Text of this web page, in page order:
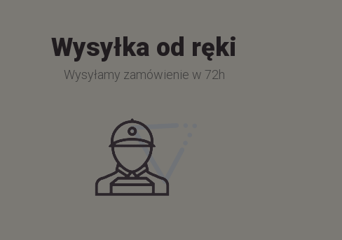
Wysyłka od ręki
Wysyłamy zamówienie w 72h